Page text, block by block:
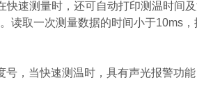
速测量时，还可自动打印测温时间及
读取一次测量数据的时间小于10ms
，当快速测温时，具有声光报警功能